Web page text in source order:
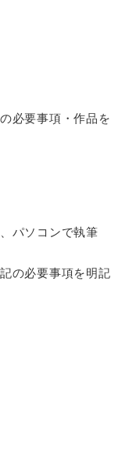
必要事項・作品を
パソコンで執筆
の必要事項を明記